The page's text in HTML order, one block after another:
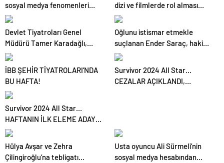
sosyal medya fenomenleri
sinema sektöründe kaliteyi
dizi ve filmlerde rol alması
tartışmalara neden oluyor
Devlet Tiyatroları Genel
Müdürü Tamer Karadağlı,
EGEKAF 24’e konuk oldu
Oğlunu istismar etmekle
suçlanan Ender Saraç, hakim
karşısında gözyaşlarına
İBB ŞEHİR TİYATROLARI’NDA
BU HAFTA!
Survivor 2024 All Star…
CEZALAR AÇIKLANDI,
Survivor 2024 All Star…
HAFTANIN İLK ELEME ADAYI
BELİ OLDU, HAKAN NASIL
Hülya Avşar ve Zehra
Çilingiroğlu’na tebligatı
Usta oyuncu Ali Sürmeli’nin
sosyal medya hesabından